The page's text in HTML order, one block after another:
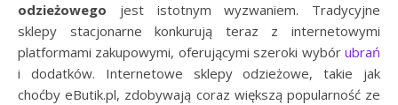
odzieżowego jest istotnym wyzwaniem. Tradycyjne
sklepy stacjonarne konkurują teraz z internetowymi
platformami zakupowymi, oferującymi szeroki wybór ubrań
i dodatków. Internetowe sklepy odzieżowe, takie jak
choćby eButik.pl, zdobywają coraz większą popularność ze